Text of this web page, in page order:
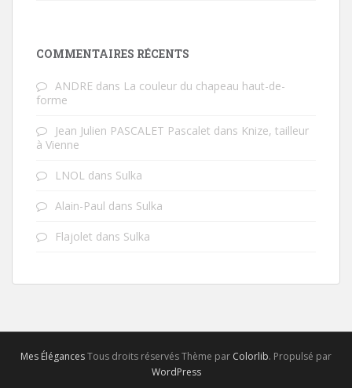
COMMENTAIRES RÉCENTS
ANDRE dans La couleur du chapeau haut-de-
forme
Jean Julien PASCALET Pascalet dans Knize, tailleur
à Vienne
LNOL dans Sulka
Alain-Paul dans Sulka
Flajolet dans Sulka
Mes ÉlégancesTous droits réservés Thème par Colorlib. Propulsé par
WordPress